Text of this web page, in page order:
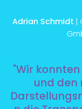
Adrian Schmidt |
"Wir konnten
und den